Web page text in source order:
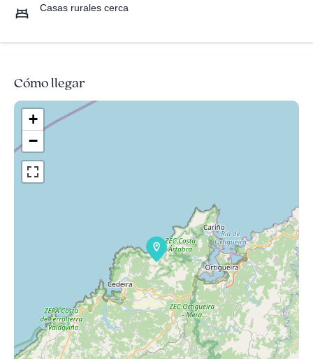
Casas rurales cerca
Cómo llegar
+
−